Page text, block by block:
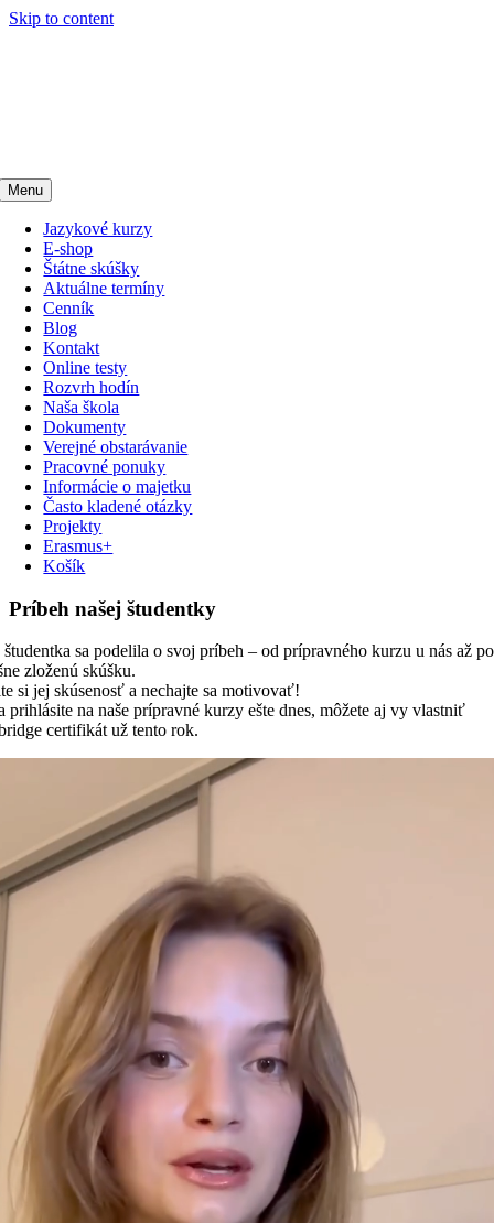
Skip to content
Menu
Jazykové kurzy
E-shop
Štátne skúšky
Aktuálne termíny
Cenník
Blog
Kontakt
Online testy
Rozvrh hodín
Naša škola
Dokumenty
Verejné obstarávanie
Pracovné ponuky
Informácie o majetku
Často kladené otázky
Projekty
Erasmus+
Košík
Príbeh našej študentky
študentka sa podelila o svoj príbeh – od prípravného kurzu u nás až po
zloženú skúšku.
si jej skúsenosť a nechajte sa motivovať!
prihlásite na naše prípravné kurzy ešte dnes, môžete aj vy vlastniť
certifikát už tento rok.